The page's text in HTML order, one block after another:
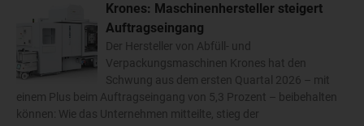
Krones: Maschinenhersteller steigert
Auftragseingang
Der Hersteller von Abfüll- und
Verpackungsmaschinen Krones hat den
Schwung aus dem ersten Quartal 2026 – mit
einem Plus beim Auftragseingang von 5,3 Prozent – beibehalten
können: Wie das Unternehmen mitteilte, stieg der